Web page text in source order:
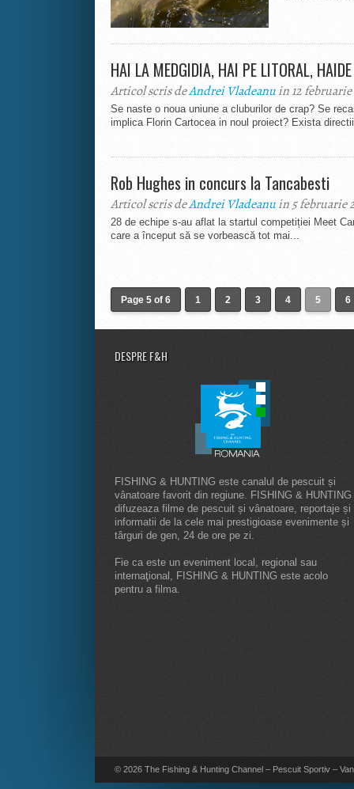
HAI LA MEDGIDIA, HAI PE LITORAL,
Articol scris deAndrei Vladeanuin 12 februarie
Se naste o noua uniune a cluburilor de crap? Se
implica Florin Cartocea in noul proiect? Exista
Rob Hughes in concurs la Tancabesti
Articol scris deAndrei Vladeanuin 5 februarie
28 de echipe s-au aflat la startul competiției Meet
care a început să se vorbească tot mai...
Page 5 of 6 1 2 3 4 5 6
DESPRE F&H
FISHING & HUNTING este canalul de pescuit și
vânatoare favorit din regiune. FISHING & HUNTING
difuzeaza filme de pescuit și vânatoare, reportaje și
informatii de la cele mai prestigioase evenimente și
târguri de gen, 24 de ore pe zi.
Fie ca este un eveniment local, regional sau
internaţional, FISHING & HUNTING este acolo
pentru a filma.
© 2026 The Fishing & Hunting Channel – Pescuit Sportiv –